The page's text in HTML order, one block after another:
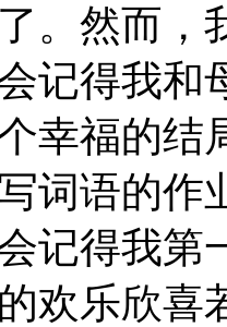
。然而，
得我和
幸福的结
词语的作
记得我第
欢乐欣